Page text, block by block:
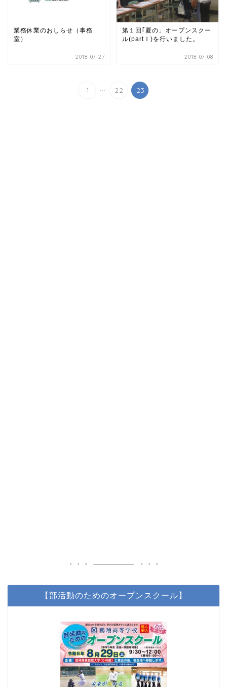
業務休業のおしらせ（事務
室）
2018-07-27
第１回｢夏の」オープンスクー
ル(partⅠ)を行いました。
2018-07-08
1 ... 22 23
【部活動のためのオープンスクール】